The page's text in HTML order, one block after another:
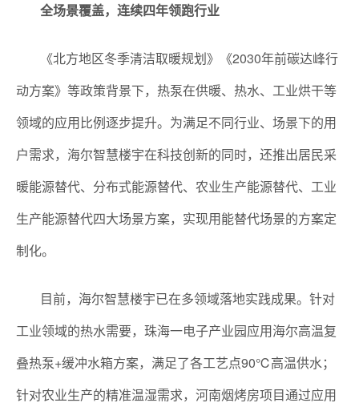
全场景覆盖，连续四年领跑行业
《北方地区冬季清洁取暖规划》《2030年前碳达峰行
动方案》等政策背景下，热泵在供暖、热水、工业烘干等
领域的应用比例逐步提升。为满足不同行业、场景下的用
户需求，海尔智慧楼宇在科技创新的同时，还推出居民采
暖能源替代、分布式能源替代、农业生产能源替代、工业
生产能源替代四大场景方案，实现用能替代场景的方案定
制化。
目前，海尔智慧楼宇已在多领域落地实践成果。针对
工业领域的热水需要，珠海一电子产业园应用海尔高温复
叠热泵+缓冲水箱方案，满足了各工艺点90℃高温供水；
针对农业生产的精准温湿需求，河南烟烤房项目通过应用